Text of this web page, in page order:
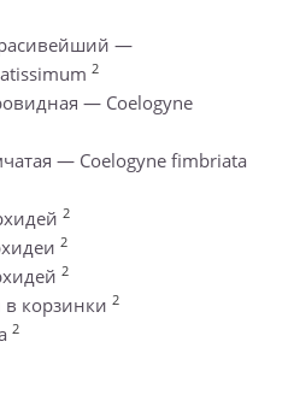
—
2
— Coelogyne
— Coelogyne fimbriata
2
2
2
в корзинки 2
2